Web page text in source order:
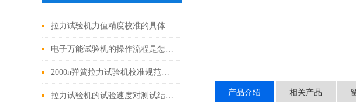
拉力试验机力值精度校准的具体步骤是什么？
电子万能试验机的操作流程是怎样的？
2000n弹簧拉力试验机校准规范与注意事项
拉力试验机的试验速度对测试结果有哪些影响？ 产品介绍 相关产品